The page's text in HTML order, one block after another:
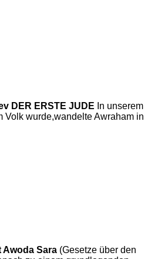
DER ERSTE JUDE In unserem
Volk wurde,wandelte Awraham in
Awoda Sara (Gesetze über den